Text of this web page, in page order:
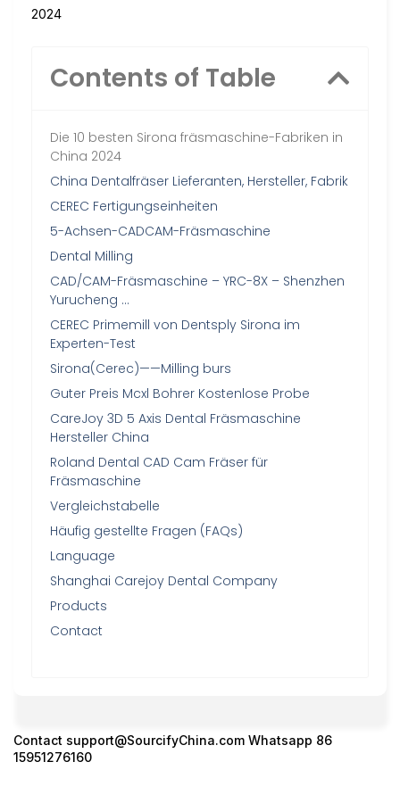
2024
Contents of Table
Die 10 besten Sirona fräsmaschine-Fabriken in
China 2024
China Dentalfräser Lieferanten, Hersteller, Fabrik
CEREC Fertigungseinheiten
5-Achsen-CADCAM-Fräsmaschine
Dental Milling
CAD/CAM-Fräsmaschine – YRC-8X – Shenzhen
Yurucheng …
CEREC Primemill von Dentsply Sirona im
Experten-Test
Sirona(Cerec)——Milling burs
Guter Preis Mcxl Bohrer Kostenlose Probe
CareJoy 3D 5 Axis Dental Fräsmaschine
Hersteller China
Roland Dental CAD Cam Fräser für
Fräsmaschine
Vergleichstabelle
Häufig gestellte Fragen (FAQs)
Language
Shanghai Carejoy Dental Company
Products
Contact
Contact support@SourcifyChina.com Whatsapp 86
15951276160